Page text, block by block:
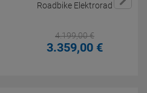
Roadbike Elektrorad
4.199,00€
3.359,00 €